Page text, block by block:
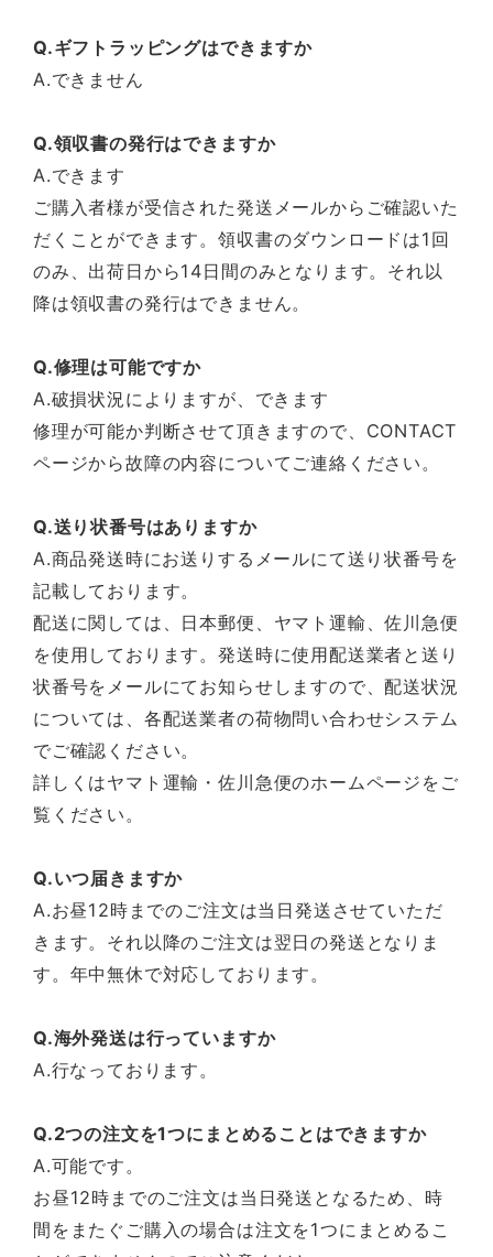
Q.ギフトラッピングはできますか
A.できません
Q.領収書の発行はできますか
A.できます
ご購入者様が受信された発送メールからご確認いた
だくことができます。領収書のダウンロードは1回
のみ、出荷日から14日間のみとなります。それ以
降は領収書の発行はできません。
Q.修理は可能ですか
A.破損状況によりますが、できます
修理が可能か判断させて頂きますので、CONTACT
ページから故障の内容についてご連絡ください。
Q.送り状番号はありますか
A.商品発送時にお送りするメールにて送り状番号を
記載しております。
配送に関しては、日本郵便、ヤマト運輸、佐川急便
を使用しております。発送時に使用配送業者と送り
状番号をメールにてお知らせしますので、配送状況
については、各配送業者の荷物問い合わせシステム
でご確認ください。
詳しくはヤマト運輸・佐川急便のホームページをご
覧ください。
Q.いつ届きますか
A.お昼12時までのご注文は当日発送させていただ
きます。それ以降のご注文は翌日の発送となりま
す。年中無休で対応しております。
Q.海外発送は行っていますか
A.行なっております。
Q.2つの注文を1つにまとめることはできますか
A.可能です。
お昼12時までのご注文は当日発送となるため、時
間をまたぐご購入の場合は注文を1つにまとめるこ